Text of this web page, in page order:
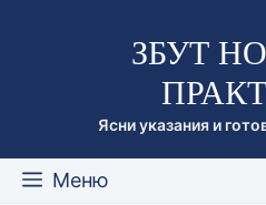
съдържаниетоЗБУТ
Ясни указания и
Меню